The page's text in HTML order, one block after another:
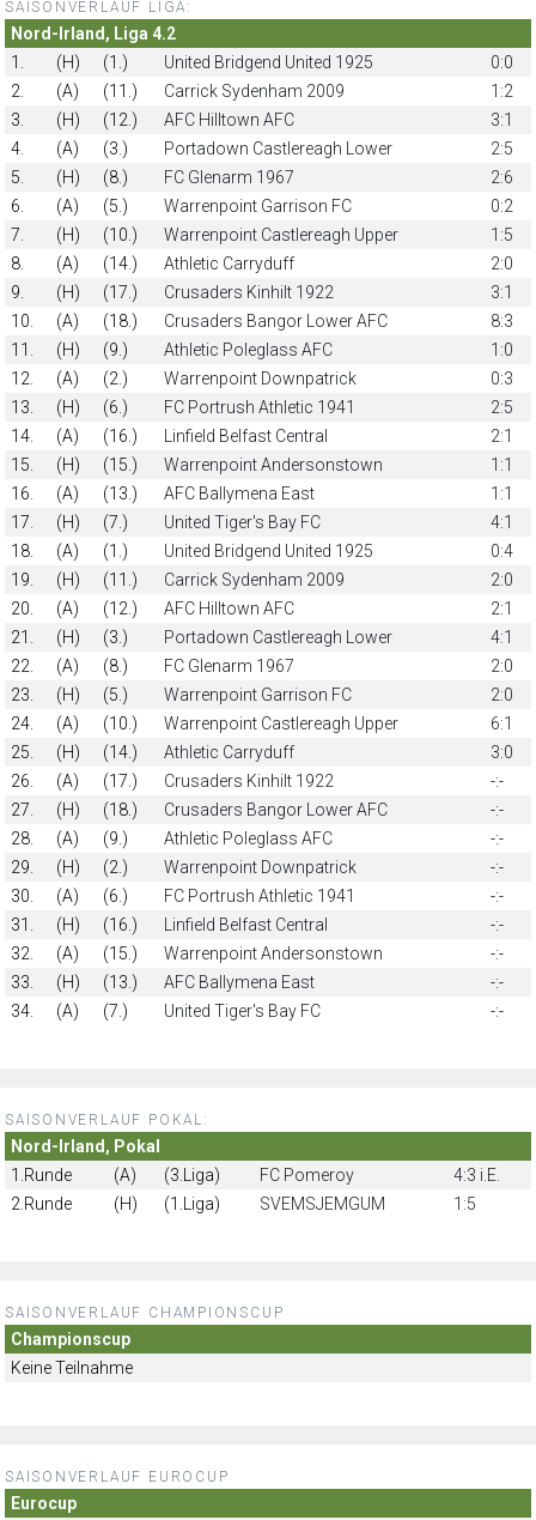
SAISONVERLAUF LIGA:
Nord-Irland, Liga 4.2
1.
(H) (1.) United Bridgend United 1925
0:0
2.
(A) (11.) Carrick Sydenham 2009
1:2
3.
(H) (12.) AFC Hilltown AFC
3:1
4.
(A) (3.) Portadown Castlereagh Lower
2:5
5.
(H) (8.) FC Glenarm 1967
2:6
6.
(A) (5.) Warrenpoint Garrison FC
0:2
7.
(H) (10.) Warrenpoint Castlereagh Upper
1:5
8.
(A) (14.) Athletic Carryduff
2:0
9.
(H) (17.) Crusaders Kinhilt 1922
3:1
10.
(A) (18.) Crusaders Bangor Lower AFC
8:3
11.
(H) (9.) Athletic Poleglass AFC
1:0
12.
(A) (2.) Warrenpoint Downpatrick
0:3
13.
(H) (6.) FC Portrush Athletic 1941
2:5
14.
(A) (16.) Linfield Belfast Central
2:1
15.
(H) (15.) Warrenpoint Andersonstown
1:1
16.
(A) (13.) AFC Ballymena East
1:1
17.
(H) (7.) United Tiger's Bay FC
4:1
18.
(A) (1.) United Bridgend United 1925
0:4
19.
(H) (11.) Carrick Sydenham 2009
2:0
20.
(A) (12.) AFC Hilltown AFC
2:1
21.
(H) (3.) Portadown Castlereagh Lower
4:1
22.
(A) (8.) FC Glenarm 1967
2:0
23.
(H) (5.) Warrenpoint Garrison FC
2:0
24.
(A) (10.) Warrenpoint Castlereagh Upper
6:1
25.
(H) (14.) Athletic Carryduff
3:0
26.
(A) (17.) Crusaders Kinhilt 1922
-:-
27.
(H) (18.) Crusaders Bangor Lower AFC
-:-
28.
(A) (9.) Athletic Poleglass AFC
-:-
29.
(H) (2.) Warrenpoint Downpatrick
-:-
30.
(A) (6.) FC Portrush Athletic 1941
-:-
31.
(H) (16.) Linfield Belfast Central
-:-
32.
(A) (15.) Warrenpoint Andersonstown
-:-
33.
(H) (13.) AFC Ballymena East
-:-
34.
(A) (7.) United Tiger's Bay FC -:-
SAISONVERLAUF POKAL:
Nord-Irland, Pokal
1.Runde
(A) (3.Liga) FC Pomeroy
4:3 i.E.
2.Runde
(H) (1.Liga) SVEMSJEMGUM 1:5
SAISONVERLAUF CHAMPIONSCUP
Championscup
Keine Teilnahme
SAISONVERLAUF EUROCUP
Eurocup